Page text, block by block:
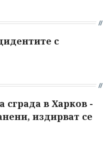
с
в Харков -
издирват се